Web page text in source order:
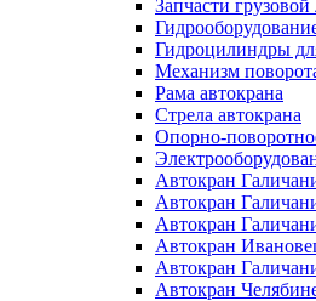
Запчасти
Гидроцилиндры
Механизм
Рама автокрана
Стрела автокрана
Опорно-
Автокран
Автокран
Автокран
Автокран
Автокран
Автокран